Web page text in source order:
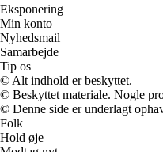
Eksponering
Min konto
Nyhedsmail
Samarbejde
Tip os
© Alt indhold er beskyttet.
© Beskyttet materiale. Nogle
© Denne side er underlagt
Folk
Hold øje